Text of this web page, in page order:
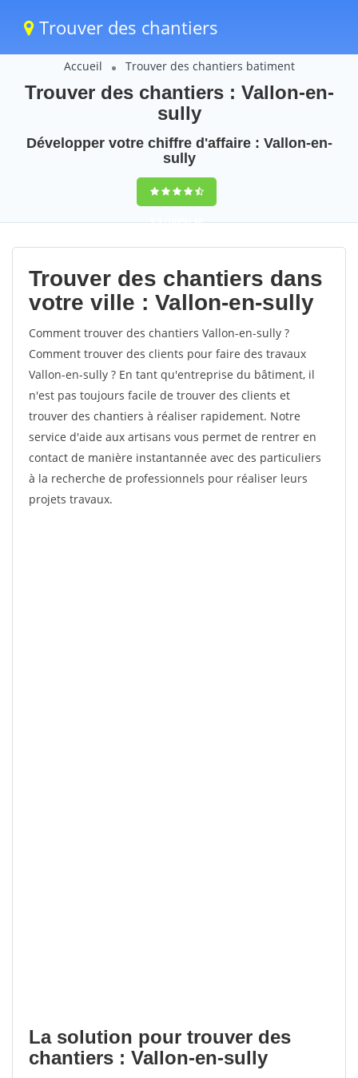
Trouver des chantiers
Accueil Trouver des chantiers batiment
Trouver des chantiers : Vallon-en-
sully
Développer votre chiffre d'affaire : Vallon-en-
sully
9,5(100%)48
votes
Trouver des chantiers dans
votre ville : Vallon-en-sully
Comment trouver des chantiers Vallon-en-sully ?
Comment trouver des clients pour faire des travaux
Vallon-en-sully ? En tant qu'entreprise du bâtiment, il
n'est pas toujours facile de trouver des clients et
trouver des chantiers à réaliser rapidement. Notre
service d'aide aux artisans vous permet de rentrer en
contact de manière instantannée avec des particuliers
à la recherche de professionnels pour réaliser leurs
projets travaux.
La solution pour trouver des
chantiers : Vallon-en-sully